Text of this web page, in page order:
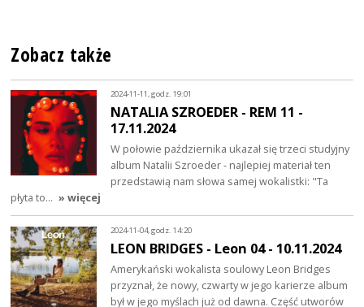
Zobacz także
2024-11-11, godz. 19:01
NATALIA SZROEDER - REM 11 -
17.11.2024
W połowie października ukazał się trzeci studyjny
album Natalii Szroeder - najlepiej materiał ten
przedstawią nam słowa samej wokalistki: "Ta
płyta to… » więcej
2024-11-04, godz. 14:20
LEON BRIDGES - Leon 04 - 10.11.2024
Amerykański wokalista soulowy Leon Bridges
przyznał, że nowy, czwarty w jego karierze album
był w jego myślach już od dawna. Część utworów